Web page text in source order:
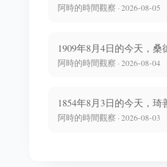
阿時的時間觀察 · 2026-08-05
1909年8月4日的今天，
阿時的時間觀察 · 2026-08-04
1854年8月3日的今天，
阿時的時間觀察 · 2026-08-03